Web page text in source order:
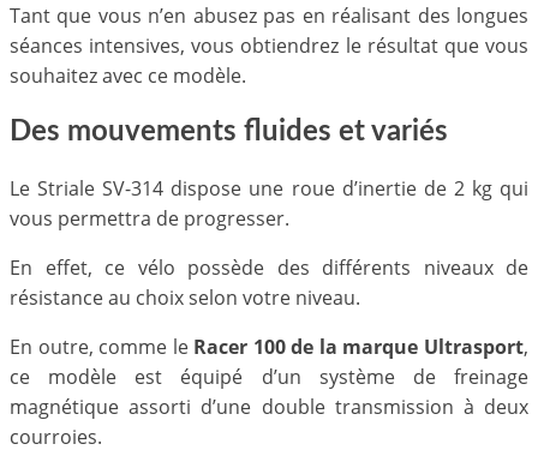
Tant que vous n’en abusez pas en réalisant des longues
séances intensives, vous obtiendrez le résultat que vous
souhaitez avec ce modèle.
Des mouvements fluides et variés
Le Striale SV-314 dispose une roue d’inertie de 2 kg qui
vous permettra de progresser.
En effet, ce vélo possède des différents niveaux de
résistance au choix selon votre niveau.
En outre, comme le Racer 100 de la marque Ultrasport,
ce modèle est équipé d’un système de freinage
magnétique assorti d’une double transmission à deux
courroies.